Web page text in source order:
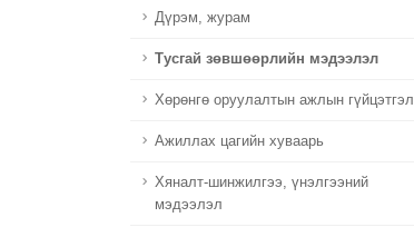
Дүрэм, журам
Тусгай зөвшөөрлийн мэдээлэл
Хөрөнгө оруулалтын ажлын гүйцэтгэл
Ажиллах цагийн хуваарь
Хяналт-шинжилгээ, үнэлгээний
мэдээлэл